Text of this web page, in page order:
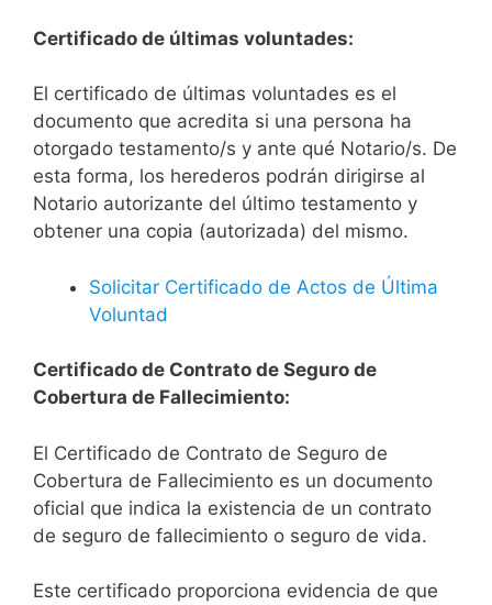
Certificado de últimas voluntades:
El certificado de últimas voluntades es el
documento que acredita si una persona ha
otorgado testamento/s y ante qué Notario/s. De
esta forma, los herederos podrán dirigirse al
Notario autorizante del último testamento y
obtener una copia (autorizada) del mismo.
Solicitar Certificado de Actos de Última
Voluntad
Certificado de Contrato de Seguro de
Cobertura de Fallecimiento:
El Certificado de Contrato de Seguro de
Cobertura de Fallecimiento es un documento
oficial que indica la existencia de un contrato
de seguro de fallecimiento o seguro de vida.
Este certificado proporciona evidencia de que